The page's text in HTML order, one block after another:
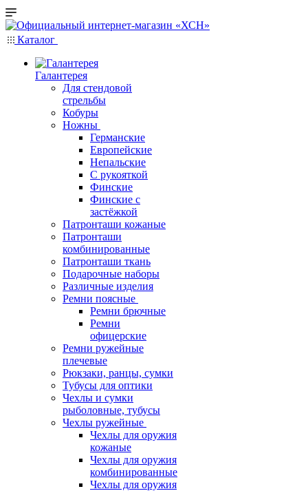
Каталог
Галантерея
Для стендовой
стрельбы
Кобуры
Ножны
Германские
Европейские
Непальские
С рукояткой
Финские
Финские с
застёжкой
Патронташи кожаные
Патронташи
комбинированные
Патронташи ткань
Подарочные наборы
Различные изделия
Ремни поясные
Ремни брючные
Ремни
офицерские
Ремни ружейные
плечевые
Рюкзаки, ранцы, сумки
Тубусы для оптики
Чехлы и сумки
рыболовные, тубусы
Чехлы ружейные
Чехлы для оружия
кожаные
Чехлы для оружия
комбинированные
Чехлы для оружия